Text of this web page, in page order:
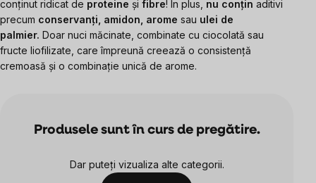
conținut ridicat de proteine și fibre! În plus, nu conțin aditivi
precum conservanți, amidon, arome sau ulei de
palmier. Doar nuci măcinate, combinate cu ciocolată sau
fructe liofilizate, care împreună creează o consistență
cremoasă și o combinație unică de arome.
Produsele sunt în curs de pregătire.
Dar puteţi vizualiza alte categorii.